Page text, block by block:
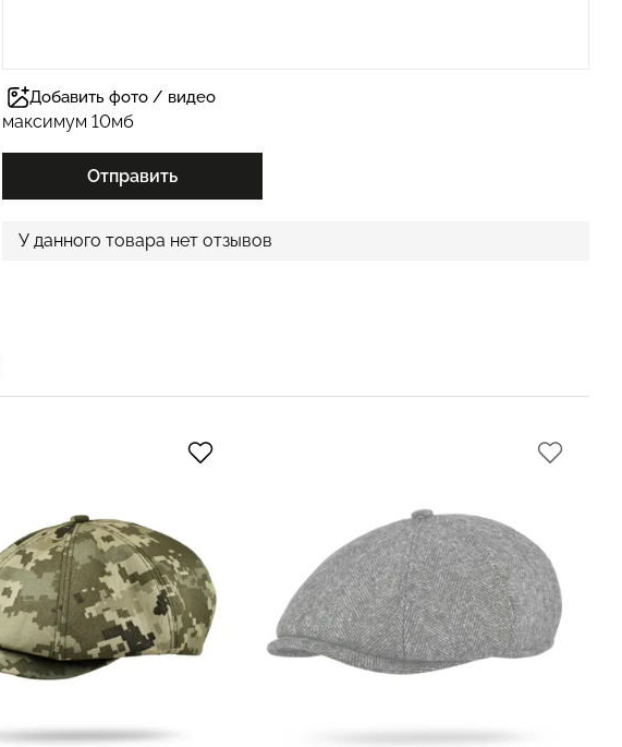
Добавить фото / видео
максимум 10мб
Отправить
У данного товара нет отзывов